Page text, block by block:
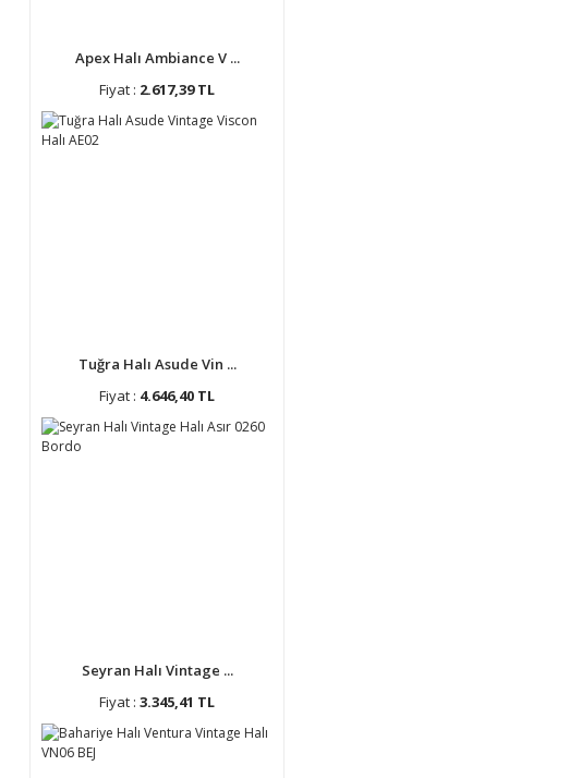
Apex Halı Ambiance V ...
Fiyat : 2.617,39 TL
Tuğra Halı Asude Vin ...
Fiyat : 4.646,40 TL
Seyran Halı Vintage ...
Fiyat : 3.345,41 TL